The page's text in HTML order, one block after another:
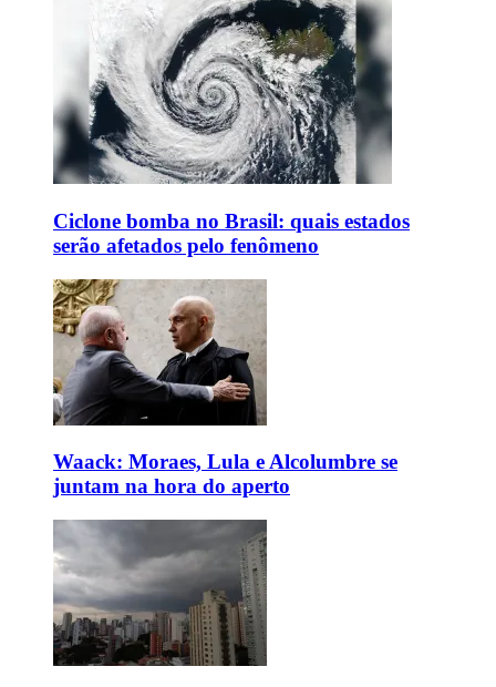
Ciclone bomba no Brasil: quais estados
serão afetados pelo fenômeno
Waack: Moraes, Lula e Alcolumbre se
juntam na hora do aperto